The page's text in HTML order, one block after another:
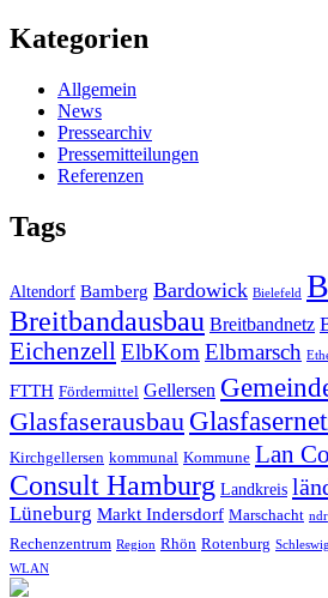
Kategorien
Allgemein
News
Pressearchiv
Pressemitteilungen
Referenzen
Tags
Altendorf Bamberg Bardowick Bielefeld
Breitbandausbau Breitbandnetz
Eichenzell ElbKom Elbmarsch
FTTH Fördermittel Gellersen
Glasfaserausbau
Kirchgellersen kommunal Kommune Lan
Consult Hamburg Landkreis
Lüneburg Markt Indersdorf Marschacht ndr
Rechenzentrum Region Rhön Rotenburg Schleswig
WLAN